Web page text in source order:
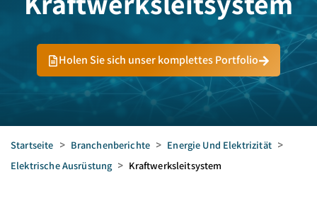
Holen Sie sich unser komplettes Portfolio
Startseite > Branchenberichte > Energie Und Elektrizität >
Elektrische Ausrüstung > Kraftwerksleitsystem